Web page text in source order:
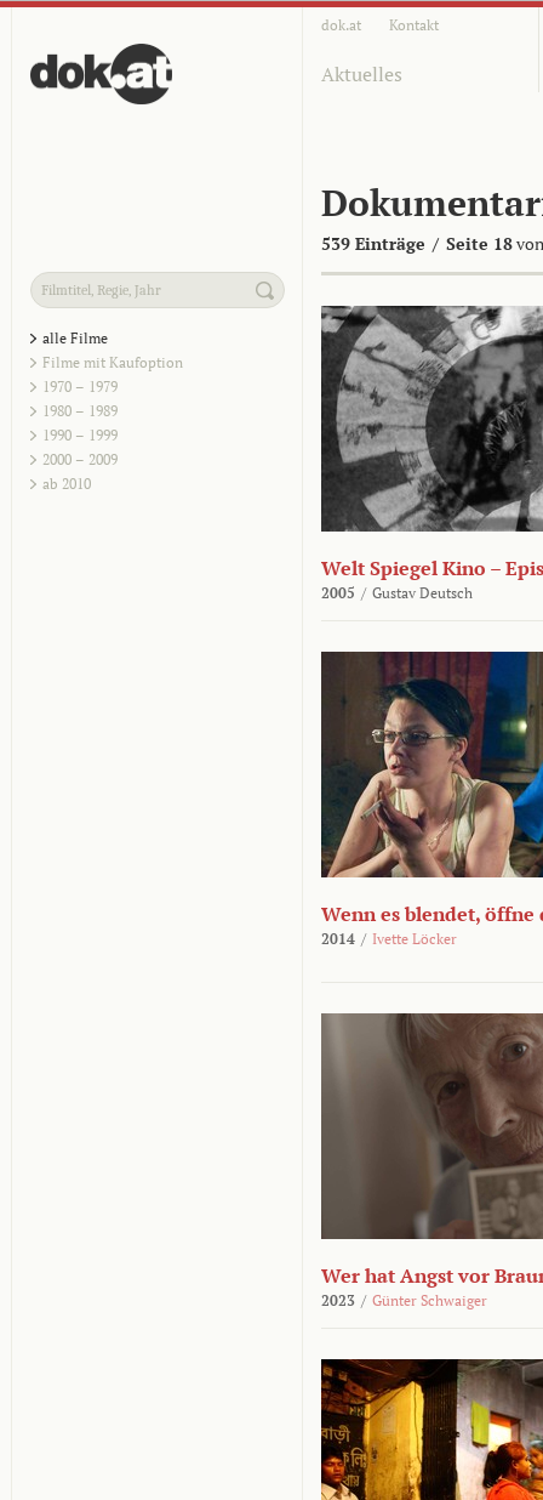
dok.at Kontakt
Aktuelles
539 Einträge / Seite 18
alle Filme
Filme mit Kaufoption
1970 – 1979
1980 – 1989
1990 – 1999
2000 – 2009
ab 2010
Welt Spiegel Kino –
2005 / Gustav Deutsch
Wenn es blendet, öffne
2014 / Ivette Löcker
Wer hat Angst vor
2023 / Günter Schwaiger